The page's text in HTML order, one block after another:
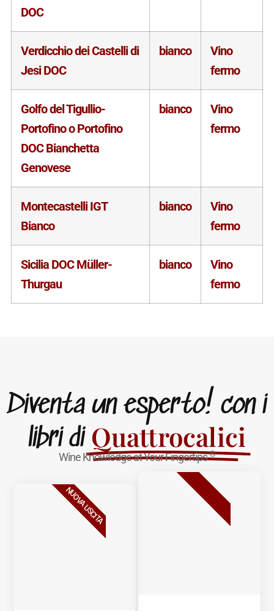
DOC
Verdicchio dei Castelli di
Jesi DOC
bianco
Vino
fermo
Golfo del Tigullio-
Portofino o Portofino
DOC Bianchetta
Genovese
bianco
Vino
fermo
Montecastelli IGT
Bianco
bianco
Vino
fermo
Sicilia DOC Müller-
Thurgau
bianco
Vino
fermo
Diventa un esperto! con i
libri di Quattrocalici
Wine Knowledge at Your Fingertips®
NUOVA USCITA BESTSELLER